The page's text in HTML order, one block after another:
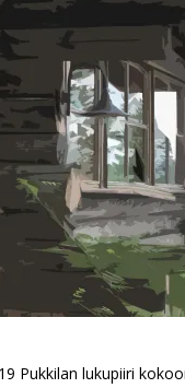
Pukkilan lukupiiri